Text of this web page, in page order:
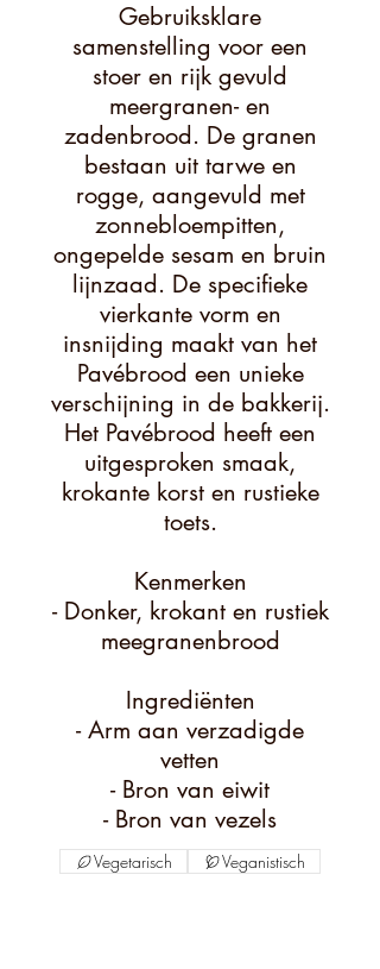
Gebruiksklare
samenstelling voor een
stoer en rijk gevuld
meergranen- en
zadenbrood. De granen
bestaan uit tarwe en
rogge, aangevuld met
zonnebloempitten,
ongepelde sesam en bruin
lijnzaad. De specifieke
vierkante vorm en
insnijding maakt van het
Pavébrood een unieke
verschijning in de bakkerij.
Het Pavébrood heeft een
uitgesproken smaak,
krokante korst en rustieke
toets.
Kenmerken
- Donker, krokant en rustiek
meegranenbrood
Ingrediënten
- Arm aan verzadigde
vetten
- Bron van eiwit
- Bron van vezels
Vegetarisch Veganistisch